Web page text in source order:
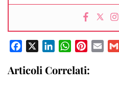
Facebook LinkedInWhatsAppPinterest
Email
Articoli Correlati: